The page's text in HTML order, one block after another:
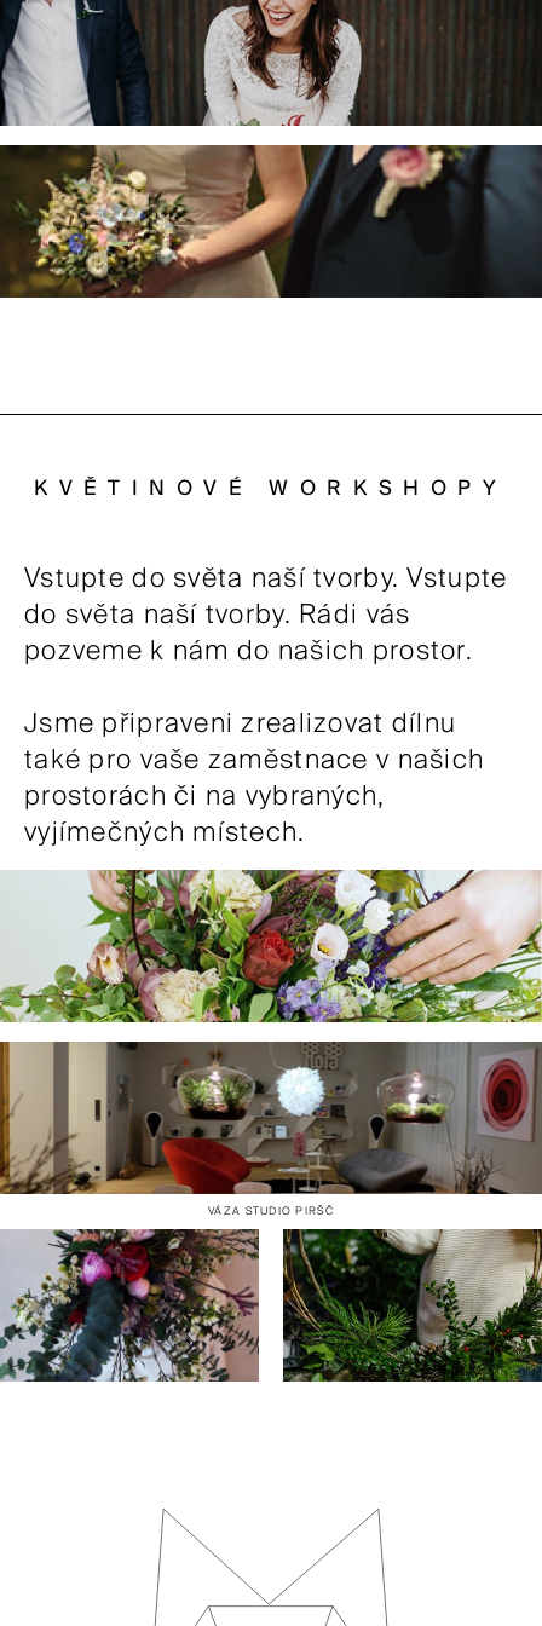
KVĚTINOVÉ WORKSHOPY
Vstupte do světa naší tvorby. Vstupte
do světa naší tvorby. Rádi vás
pozveme k nám do našich prostor.
Jsme připraveni zrealizovat dílnu
také pro vaše zaměstnace v našich
prostorách či na vybraných,
vyjímečných místech.
VÁZA STUDIO PIRŠČ